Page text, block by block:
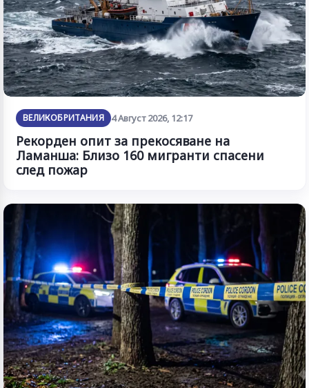
ВЕЛИКОБРИТАНИЯ 4 Август 2026, 12:17
Рекорден опит за прекосяване на
Ламанша: Близо 160 мигранти спасени
след пожар